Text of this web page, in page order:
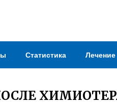
Статистика Лечение